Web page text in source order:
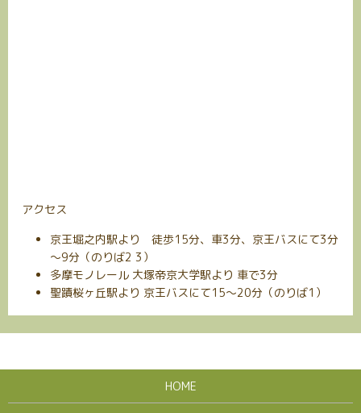
アクセス
京王堀之内駅より 徒歩15分、車3分、京王バスにて3分
～9分（のりば2 3）
多摩モノレール 大塚帝京大学駅より 車で3分
聖蹟桜ヶ丘駅より 京王バスにて15～20分（のりば1）
HOME